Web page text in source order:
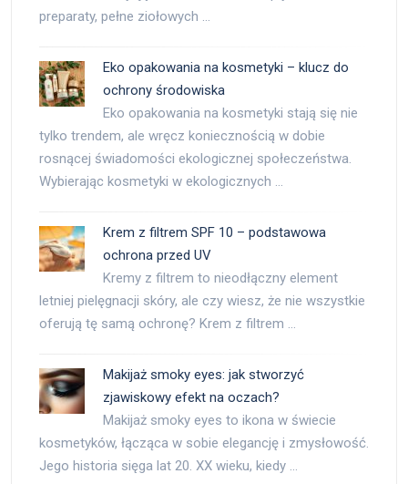
preparaty, pełne ziołowych …
Eko opakowania na kosmetyki – klucz do
ochrony środowiska
Eko opakowania na kosmetyki stają się nie
tylko trendem, ale wręcz koniecznością w dobie
rosnącej świadomości ekologicznej społeczeństwa.
Wybierając kosmetyki w ekologicznych …
Krem z filtrem SPF 10 – podstawowa
ochrona przed UV
Kremy z filtrem to nieodłączny element
letniej pielęgnacji skóry, ale czy wiesz, że nie wszystkie
oferują tę samą ochronę? Krem z filtrem …
Makijaż smoky eyes: jak stworzyć
zjawiskowy efekt na oczach?
Makijaż smoky eyes to ikona w świecie
kosmetyków, łącząca w sobie elegancję i zmysłowość.
Jego historia sięga lat 20. XX wieku, kiedy …